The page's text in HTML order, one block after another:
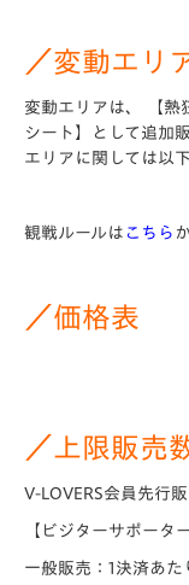
／変動エリ
変動エリアは、 【熱
シート】として追加
エリアに関しては以
観戦ルールは こちら
／価格表
／上限販売
V-LOVERS会員先行
【ビジターサポータ
一般販売：1決済あた